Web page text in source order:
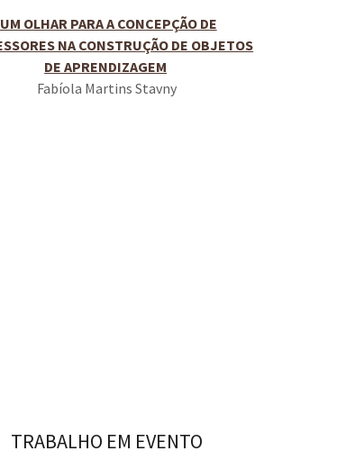
UM OLHAR PARA A CONCEPÇÃO DE
NA CONSTRUÇÃO DE OBJETOS
DE APRENDIZAGEM
Fabíola Martins Stavny
TRABALHO EM EVENTO